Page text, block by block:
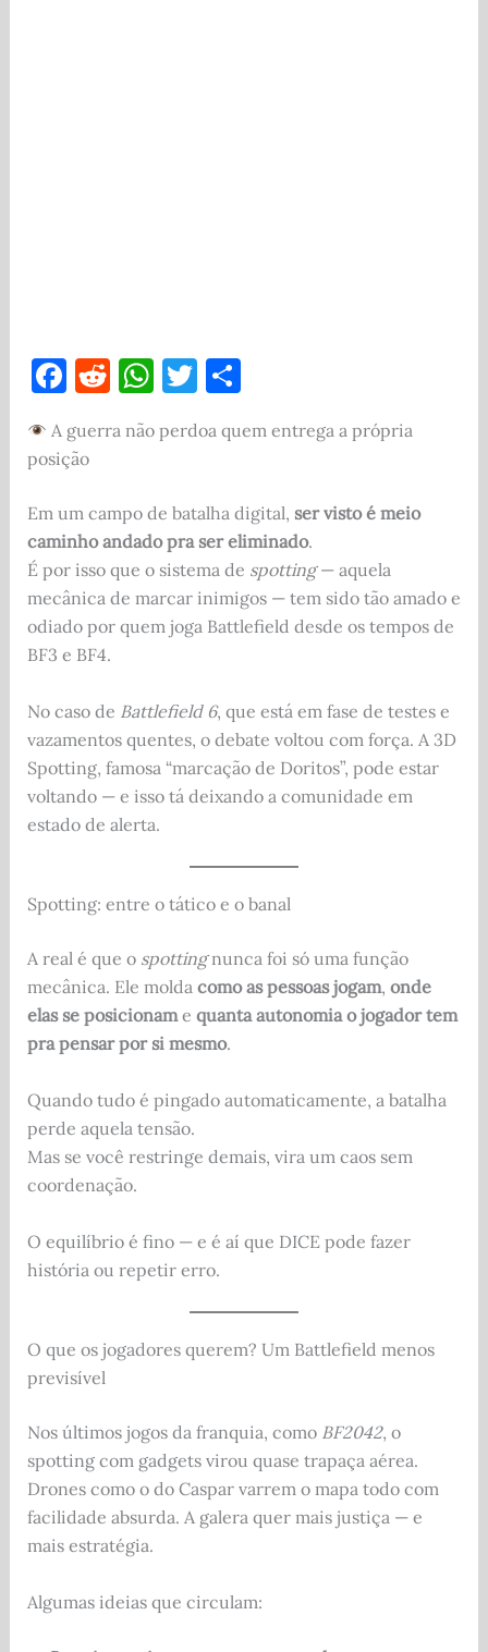
F
c
e
b
o
o
k
R
d
t
W
at
A
p
p
T
it
r
S
ar
A guerra não perdoa quem entrega a própria
posição
Em um campo de batalha digital, ser visto é meio
caminho andado pra ser eliminado.
É por isso que o sistema de spotting— aquela
mecânica de marcar inimigos — tem sido tão amado e
odiado por quem joga Battlefield desde os tempos de
BF3 e BF4.
No caso de Battlefield 6, que está em fase de testes e
vazamentos quentes, o debate voltou com força. A 3D
Spotting, famosa “marcação de Doritos”, pode estar
voltando — e isso tá deixando a comunidade em
estado de alerta.
Spotting: entre o tático e o banal
A real é que o spottingnunca foi só uma função
mecânica. Ele molda como as pessoas jogam, onde
elas se posicioname quanta autonomia o jogador tem
pra pensar por si mesmo.
Quando tudo é pingado automaticamente, a batalha
perde aquela tensão.
Mas se você restringe demais, vira um caos sem
coordenação.
O equilíbrio é fino — e é aí que DICE pode fazer
história ou repetir erro.
O que os jogadores querem? Um Battlefield menos
previsível
Nos últimos jogos da franquia, como BF2042, o
spotting com gadgets virou quase trapaça aérea.
Drones como o do Caspar varrem o mapa todo com
facilidade absurda. A galera quer mais justiça — e
mais estratégia.
Algumas ideias que circulam: